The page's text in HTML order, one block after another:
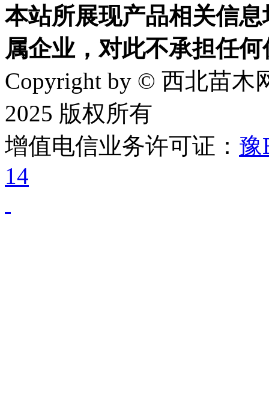
本站所展现产品相关信
属企业，对此不承担任
Copyright by © 西北苗木
2025 版权所有
增值电信业务许可证： 豫
14